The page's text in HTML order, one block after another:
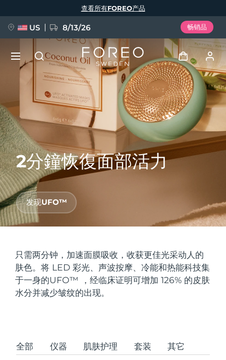
2分鐘恢復面部活力
发现UFO™
只需两分钟，加速面膜吸收，收获更佳光采动人的
肤色。将 LED 彩光、声波按摩、冷能和热能科技集
于一身的UFO™ ，经临床证明可增加 126% 的皮肤
水分并减少皱纹的出现。
全部 仪器 肌肤护理 套装 其它
查看所有FOREO产品
US 8/13/26 畅销品
登录
用户信息
我的设备
我的订阅
FAQ™ Pure Beauty-Tech Elixir
BREAKING NEWS
issa™ Teeth Whitening Set
FAQ™ Dual LED Panel
语言
English Deutsch
Español
Français
Italiano
Português
Polski
Svenska
Türkçe
发货国家
美国 预计送达日期8/13/26
英国 预计送达日期8/12/26
法国 预计送达日期8/12/26